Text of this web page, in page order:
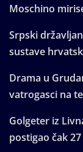
Moschino
Srpski
sustave
Drama u
vatrogasci na
Golgeter iz
postigao čak